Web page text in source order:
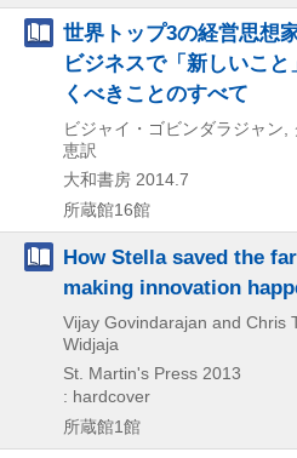
世界トップ3の経営思想
ビジネスで「新しいこ
くべきことのすべて
ビジャイ・ゴビンダラジャン
恵訳
大和書房 2014.7
所蔵館16館
How Stella saved the
making innovation
Vijay Govindarajan and Chris
Widjaja
St. Martin's Press 2013
: hardcover
所蔵館1館